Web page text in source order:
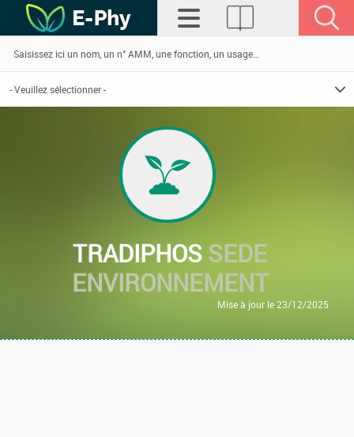
TRADIPHOSSEDE
ENVIRONNEMENT
Mise à jour le 23/12/2025